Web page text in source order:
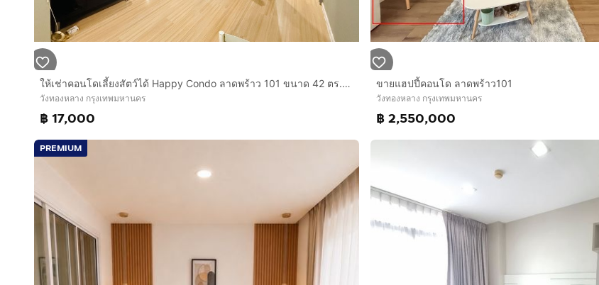
ให้เช่าคอนโดเลี้ยงสัตว์ได้ Happy Condo ลาดพร้าว 101 ขนาด 42 ตร.ม. อาคาร South ชั้น 5 วิวเมือง พร้อมอยู่ ใกล้ MRT ลาดพร้าว 101
วังทองหลาง กรุงเทพมหานคร
฿ 17,000
ขายแฮปปี้คอนโด ลาดพร้าว101
วังทองหลาง กรุงเทพมหานคร
฿ 2,550,000
PREMIUM